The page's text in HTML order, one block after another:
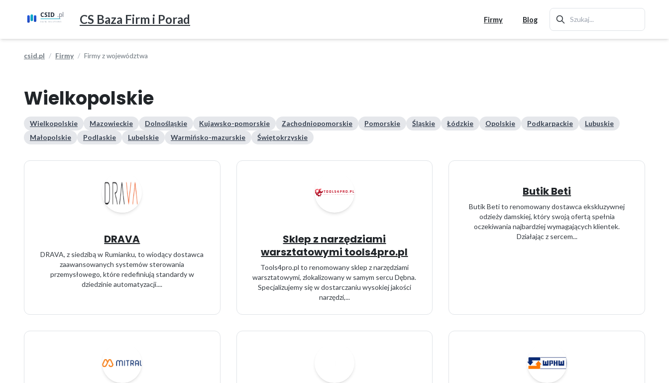
CS Baza Firm i Porad Firmy Blog
csid.pl Firmy Firmy z województwa
Wielkopolskie
Wielkopolskie Mazowieckie Dolnośląskie Kujawsko-pomorskie Zachodniopomorskie Pomorskie Śląskie Łódzkie Opolskie Podkarpackie
Lubuskie
Małopolskie
Podlaskie Lubelskie Warmińsko-mazurskie Świętokrzyskie
DRAVA
DRAVA, z siedzibą w Rumianku, to wiodący dostawca
zaawansowanych systemów sterowania
przemysłowego, które redefiniują standardy w
dziedzinie automatyzacji....
Sklep z narzędziami
warsztatowymi tools4pro.pl
Tools4pro.pl to renomowany sklep z narzędziami
warsztatowymi, zlokalizowany w samym sercu Dębna.
Specjalizujemy się w dostarczaniu wysokiej jakości
narzędzi,...
Butik Beti
Butik Beti to renomowany dostawca ekskluzywnej
odzieży damskiej, który swoją ofertą spełnia
oczekiwania najbardziej wymagających klientek.
Działając z sercem...